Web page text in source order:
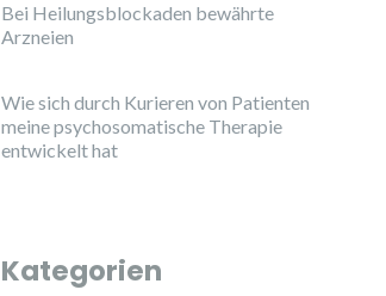
Bei Heilungsblockaden bewährte
Arzneien
Wie sich durch Kurieren von Patienten
meine psychosomatische Therapie
entwickelt hat
Kategorien